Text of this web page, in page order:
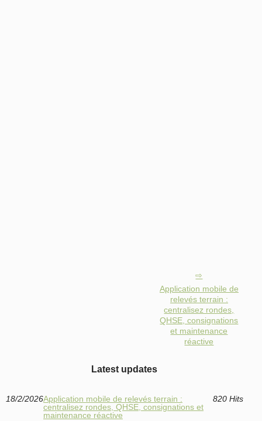
Application mobile de
relevés terrain :
centralisez rondes,
QHSE, consignations
et maintenance
réactive
Latest updates
18/2/2026Application mobile de relevés terrain :
centralisez rondes, QHSE, consignations et
maintenance réactive
820 Hits